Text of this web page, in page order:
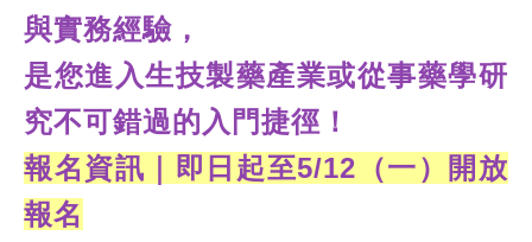
與實務經驗，
是您進入生技製藥產業或從事藥學研
究不可錯過的入門捷徑！
報名資訊｜即日起至5/12（一）開放
報名